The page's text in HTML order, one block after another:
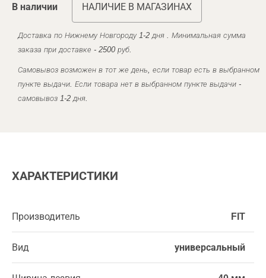
В наличии НАЛИЧИЕ В МАГАЗИНАХ
Доставка по Нижнему Новгороду 1-2 дня . Минимальная сумма
заказа при доставке - 2500 руб.
Самовывоз возможен в тот же день, если товар есть в выбранном
пункте выдачи. Если товара нет в выбранном пункте выдачи -
самовывоз 1-2 дня.
ХАРАКТЕРИСТИКИ
Производитель FIT
Вид универсальный